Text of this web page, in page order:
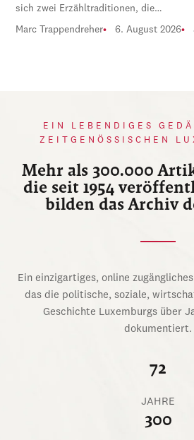
sich zwei Erzähltraditionen, die…
Marc Trappendreher 6. August 2026
EIN LEBENDIGES
ZEITGENÖSSISCHEN
Mehr als 300.000
die seit 1954
bilden das Archiv
Ein einzigartiges, online
das die politische, soziale,
Geschichte Luxemburgs über
dokumentiert.
72
JAHRE
300